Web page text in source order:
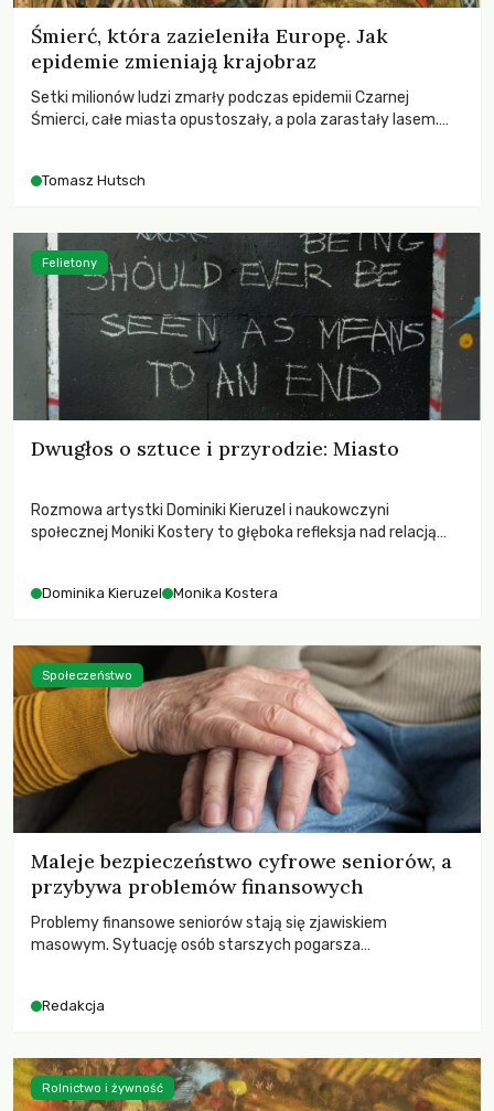
Śmierć, która zazieleniła Europę. Jak
epidemie zmieniają krajobraz
Setki milionów ludzi zmarły podczas epidemii Czarnej
Śmierci, całe miasta opustoszały, a pola zarastały lasem.
największych katastrof w swoich dziejach.
Tomasz Hutsch
Dwugłos o sztuce i przyrodzie: Miasto
Rozmowa artystki Dominiki Kieruzel i naukowczyni
społecznej Moniki Kostery to głęboka refleksja nad relacją
Dominika Kieruzel Monika Kostera
Felietony
Maleje bezpieczeństwo cyfrowe seniorów, a
przybywa problemów finansowych
Problemy finansowe seniorów stają się zjawiskiem
masowym. Sytuację osób starszych pogarsza
Redakcja
Społeczeństwo
Rolnictwo i żywność